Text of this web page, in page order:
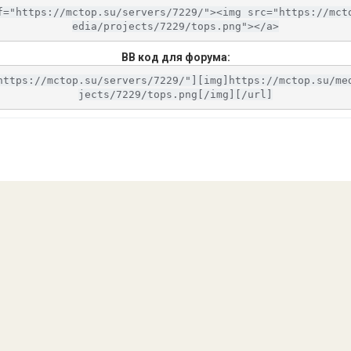
mctop.su/servers/7229/"><img src="https://
edia/projects/7229/tops.png"></a>
BB код для форума:
mctop.su/servers/7229/"][img]https://mctop.su/
jects/7229/tops.png[/img][/url]